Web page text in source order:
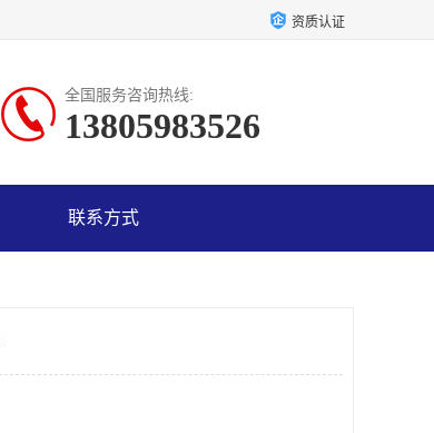
资质认证
全国服务咨询热线:
13805983526
联系方式